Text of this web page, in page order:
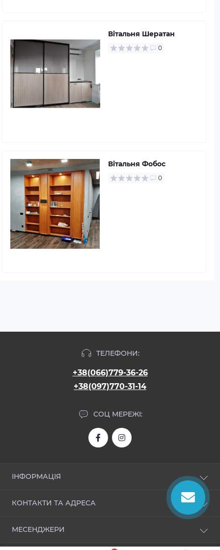
Вітальня Шератан
0
Вітальня Фобос
0
ТЕЛЕФОНИ:
+38(066)779-36-26
+38(097)770-31-14
СОЦ МЕРЕЖІ:
ІНФОРМАЦІЯ
Доставка і оплата
Політика безпеки
КОНТАКТИ ТА АДРЕСА
МЕСЕНДЖЕРИ